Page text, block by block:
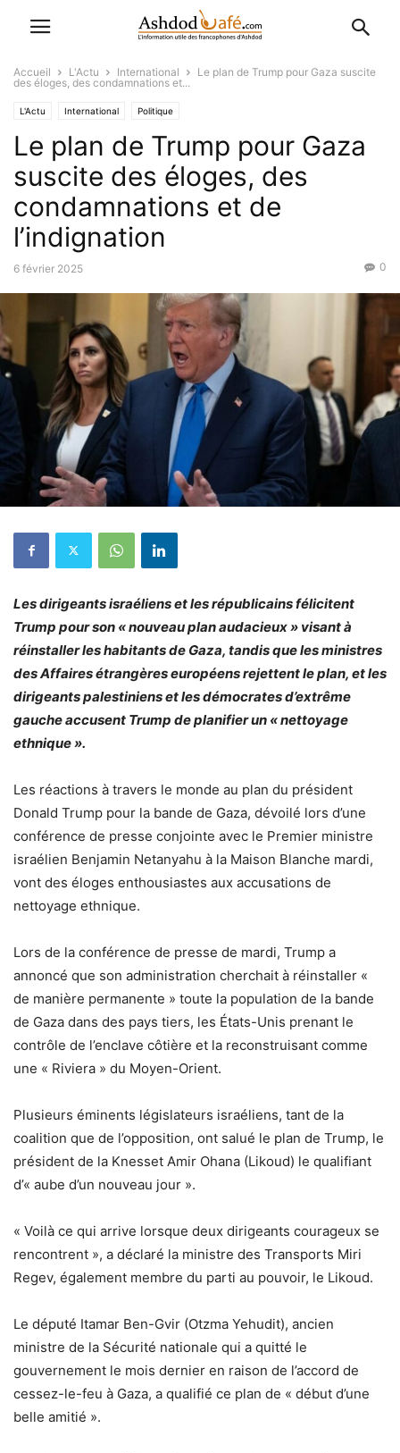
Accueil L'Actu International
Le plan de Trump pour Gaza suscite
des éloges, des condamnations et...
L'Actu International Politique
Le plan de Trump pour Gaza
suscite des éloges, des
condamnations et de
l’indignation
6 février 2025 0
Les dirigeants israéliens et les républicains félicitent
Trump pour son « nouveau plan audacieux » visant à
réinstaller les habitants de Gaza, tandis que les ministres
des Affaires étrangères européens rejettent le plan, et les
dirigeants palestiniens et les démocrates d’extrême
gauche accusent Trump de planifier un « nettoyage
ethnique ».
Les réactions à travers le monde au plan du président
Donald Trump pour la bande de Gaza, dévoilé lors d’une
conférence de presse conjointe avec le Premier ministre
israélien Benjamin Netanyahu à la Maison Blanche mardi,
vont des éloges enthousiastes aux accusations de
nettoyage ethnique.
Lors de la conférence de presse de mardi, Trump a
annoncé que son administration cherchait à réinstaller «
de manière permanente » toute la population de la bande
de Gaza dans des pays tiers, les États-Unis prenant le
contrôle de l’enclave côtière et la reconstruisant comme
une « Riviera » du Moyen-Orient.
Plusieurs éminents législateurs israéliens, tant de la
coalition que de l’opposition, ont salué le plan de Trump, le
président de la Knesset Amir Ohana (Likoud) le qualifiant
d’« aube d’un nouveau jour ».
« Voilà ce qui arrive lorsque deux dirigeants courageux se
rencontrent », a déclaré la ministre des Transports Miri
Regev, également membre du parti au pouvoir, le Likoud.
Le député Itamar Ben-Gvir (Otzma Yehudit), ancien
ministre de la Sécurité nationale qui a quitté le
gouvernement le mois dernier en raison de l’accord de
cessez-le-feu à Gaza, a qualifié ce plan de « début d’une
belle amitié ».